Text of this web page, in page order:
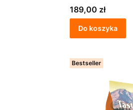
6kg
Cena
189,00 zł
Do koszyka
Bestseller